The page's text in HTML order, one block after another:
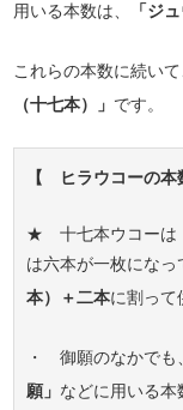
用いる本数は、
「ジ
これらの本数に続い
（十七本）」 です。
【 ヒラウコーの本
★ 十七本ウコーは
は六本が一枚になっ
本）＋二本に割って
・ 御願のなかでも
願」 などに用いる本